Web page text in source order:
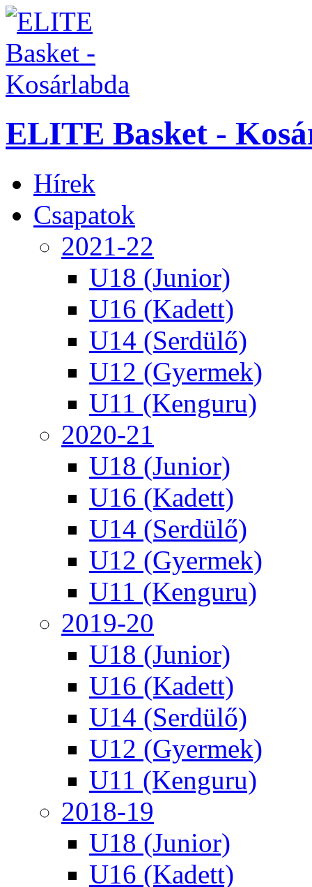
ELITE Basket -
Hírek
Csapatok
2021-22
U18 (Junior)
U16 (Kadett)
U14 (Serdülő)
U12 (Gyermek)
U11 (Kenguru)
2020-21
U18 (Junior)
U16 (Kadett)
U14 (Serdülő)
U12 (Gyermek)
U11 (Kenguru)
2019-20
U18 (Junior)
U16 (Kadett)
U14 (Serdülő)
U12 (Gyermek)
U11 (Kenguru)
2018-19
U18 (Junior)
U16 (Kadett)